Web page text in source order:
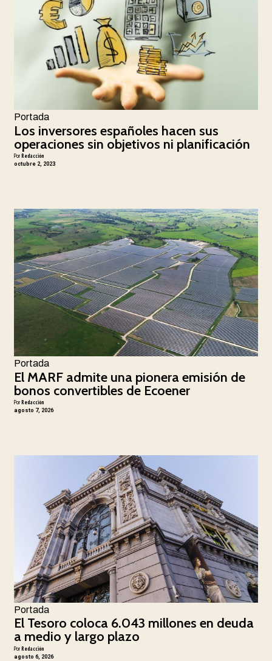
Portada
Los inversores españoles hacen sus
operaciones sin objetivos ni planificación
Por Redacción
octubre 2, 2023
Portada
El MARF admite una pionera emisión de
bonos convertibles de Ecoener
Por Redacción
agosto 7, 2026
Portada
El Tesoro coloca 6.043 millones en deuda
a medio y largo plazo
Por Redacción
agosto 6, 2026